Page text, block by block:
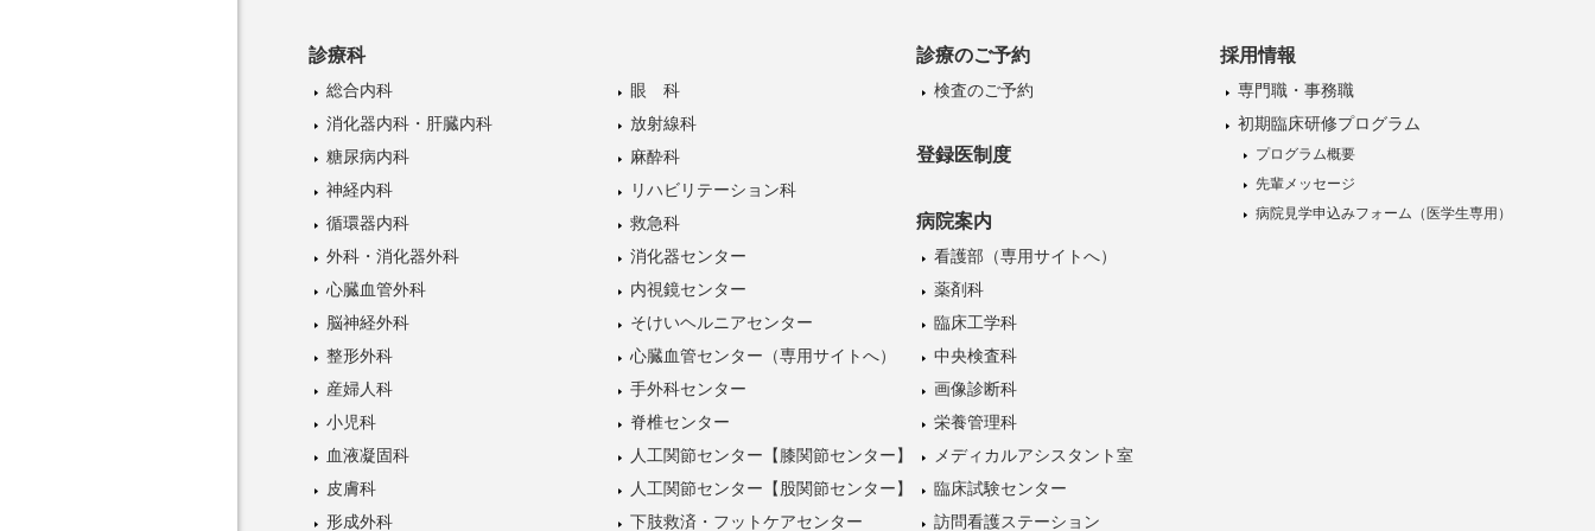
診療科
総合内科
消化器内科・肝臓内科
糖尿病内科
神経内科
循環器内科
外科・消化器外科
心臓血管外科
脳神経外科
整形外科
産婦人科
小児科
血液凝固科
皮膚科
形成外科
眼 科
放射線科
麻酔科
リハビリテーション科
救急科
消化器センター
内視鏡センター
そけいヘルニアセンター
心臓血管センター（専用サイトへ）
手外科センター
脊椎センター
人工関節センター【膝関節センター】
人工関節センター【股関節センター】
下肢救済・フットケアセンター
診療のご予約
検査のご予約
登録医制度
病院案内
看護部（専用サイトへ）
薬剤科
臨床工学科
中央検査科
画像診断科
栄養管理科
メディカルアシスタント室
臨床試験センター
訪問看護ステーション
採用情報
専門職・事務職
初期臨床研修プログラム
プログラム概要
先輩メッセージ
病院見学申込みフォーム（医学生専用）